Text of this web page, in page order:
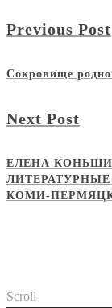
Previous Post
Сокровище
Next Post
ЕЛЕНА
КОМИ-
Scroll